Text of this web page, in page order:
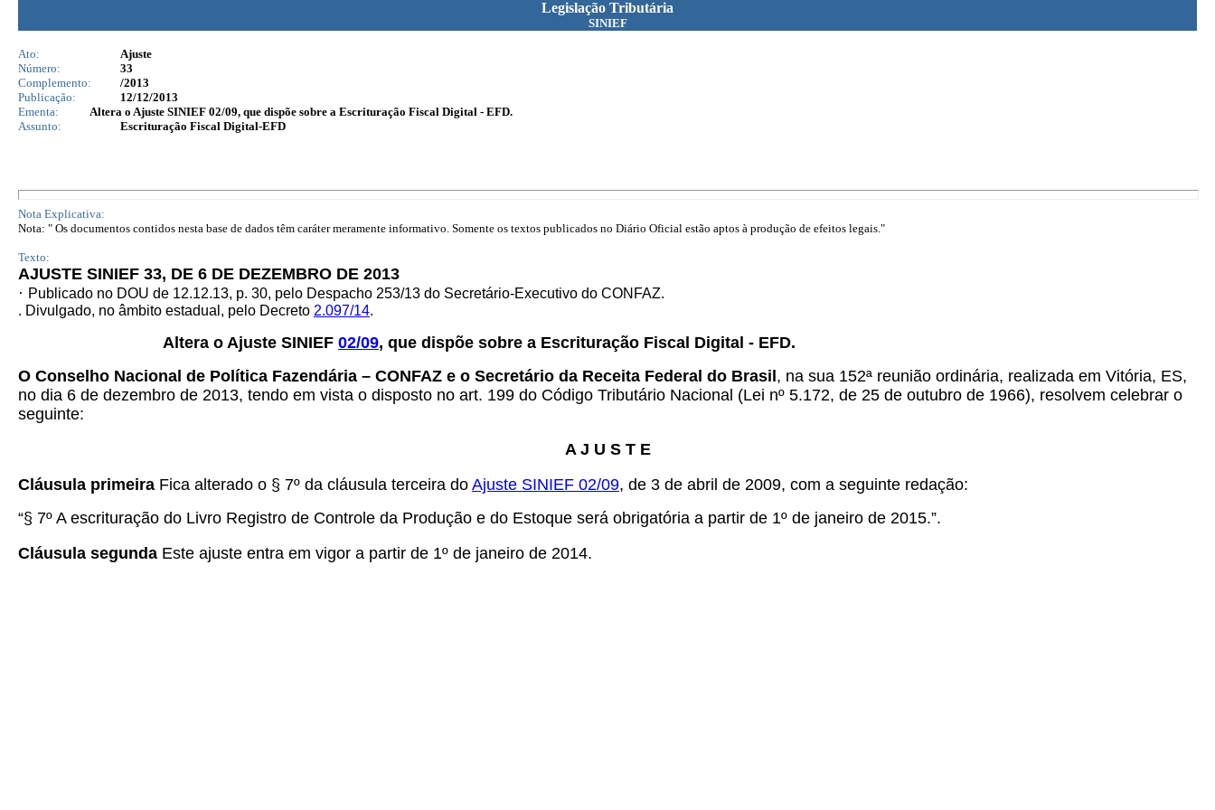
Legislação Tributária
SINIEF
Ato:
Ajuste
Número:
33
Complemento:
/2013
Publicação:
12/12/2013
Ementa:
Altera o Ajuste SINIEF 02/09, que dispõe sobre a Escrituração Fiscal Digital - EFD.
Assunto:
Escrituração Fiscal Digital-EFD
Nota Explicativa:
Nota: " Os documentos contidos nesta base de dados têm caráter meramente informativo. Somente os textos publicados no Diário Oficial estão aptos à produção de efeitos legais."
Texto:
AJUSTE SINIEF 33, DE 6 DE DEZEMBRO DE 2013
· Publicado no DOU de 12.12.13, p. 30, pelo Despacho 253/13 do Secretário-Executivo do CONFAZ.
. Divulgado, no âmbito estadual, pelo Decreto 2.097/14.
Altera o Ajuste SINIEF 02/09, que dispõe sobre a Escrituração Fiscal Digital - EFD.
O Conselho Nacional de Política Fazendária – CONFAZ e o Secretário da Receita Federal do Brasil , na sua 152ª reunião ordinária, realizada em Vitória, ES,
no dia 6 de dezembro de 2013, tendo em vista o disposto no art. 199 do Código Tributário Nacional (Lei nº 5.172, de 25 de outubro de 1966), resolvem celebrar o
seguinte:
A J U S T E
Cláusula primeira Fica alterado o § 7º da cláusula terceira do Ajuste SINIEF 02/09, de 3 de abril de 2009, com a seguinte redação:
“§ 7º A escrituração do Livro Registro de Controle da Produção e do Estoque será obrigatória a partir de 1º de janeiro de 2015.”.
Cláusula segunda Este ajuste entra em vigor a partir de 1º de janeiro de 2014.